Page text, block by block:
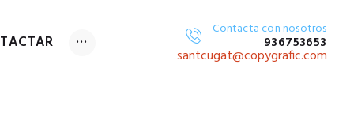
Contacta con nosotros
936753653
santcugat@copygrafic.com